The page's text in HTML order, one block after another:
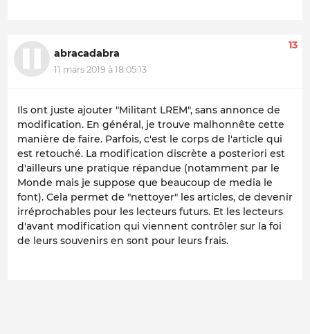
abracadabra
11 mars 2019 à 18:05:13
13
Ils ont juste ajouter "Militant LREM", sans annonce de
modification. En général, je trouve malhonnête cette
manière de faire. Parfois, c'est le corps de l'article qui
est retouché. La modification discrète a posteriori est
d'ailleurs une pratique répandue (notamment par le
Monde mais je suppose que beaucoup de media le
font). Cela permet de "nettoyer" les articles, de devenir
irréprochables pour les lecteurs futurs. Et les lecteurs
d'avant modification qui viennent contrôler sur la foi
de leurs souvenirs en sont pour leurs frais.